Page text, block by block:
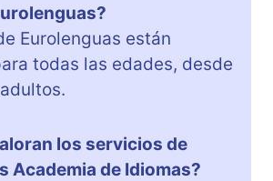
Eurolenguas están
todas las edades, desde
los servicios de
Academia de Idiomas?